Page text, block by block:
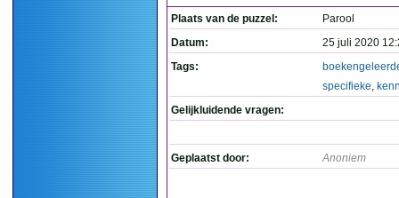
Plaats van de puzzel:
Parool
Datum:
25 juli 2020
Tags:
specifieke,
Gelijkluidende vragen:
Geplaatst door: Anoniem